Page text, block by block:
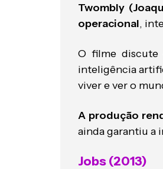
Twombly
operacional,
O filme discute
inteligência
viver e ver o
A produção
ainda garantiu a
Jobs (2013)